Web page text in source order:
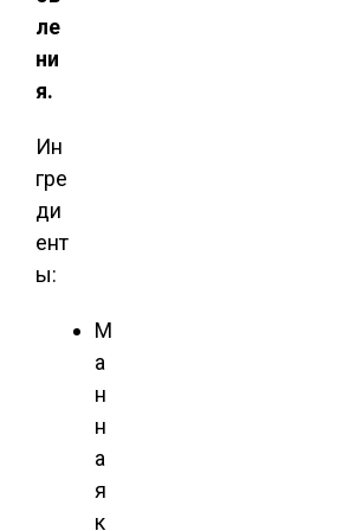
ле
ни
я.
Ин
гре
ди
ент
ы:
М
а
н
н
а
я
к